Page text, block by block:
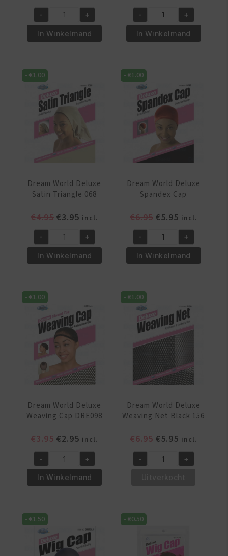
was:
€6.95.
prijs
is:
€5.95.
Dream
World
Deluxe
Drawstring
Cap
090
aantal
- +
In Winkelmand
was:
€4.95.
prijs
is:
€3.95.
Dream
World
Deluxe
Tie
Band
Black
061
aantal
- +
In Winkelmand
-€1.00
Dream World Deluxe
Satin Triangle 068
€4.95 Oorspronkelijke
was:
€4.95.
€3.95 Huidige
prijs
is:
€3.95.
incl.
Dream
World
Deluxe
Triangle
068
aantal
- +
In Winkelmand
-€1.00
Dream World Deluxe
Spandex Cap
€6.95 Oorspronkelijke
was:
€6.95.
€5.95Huidige
prijs
is:
€5.95.
incl.
Dream
World
Deluxe
Cap
aantal
- +
In Winkelmand
-€1.00
Dream World Deluxe
Weaving Cap DRE098
€3.95 Oorspronkelijke
was:
€3.95.
€2.95 Huidige
prijs
is:
€2.95.
incl.
Dream
World
Deluxe
Cap
DRE098
aantal
- +
In Winkelmand
-€1.00
Dream World Deluxe
Weaving Net Black 156
€6.95 Oorspronkelijke
was:
€5.95Huidige
prijs
is:
incl.
Dream
Net
Black
aantal
- +
-€1.50 -€0.50